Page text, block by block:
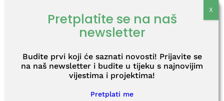
+385(0)1 3090 700
Fax: +385(0)1 3090 710
info@fond-nek.hr,
Pretplatite se na naš
newsletter
Budite prvi koji će saznati novosti! Prijavite se
na naš newsletter i budite u tijeku s najnovijim
vijestima i projektima!
Pretplati me